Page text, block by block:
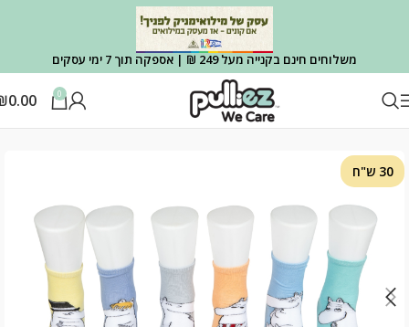
משלוחים חינם בקנייה מעל 249 ₪ | אספקה תוך 7 ימי עסקים
0
0.00
עמוד הבית OUTLET OUTLET גרביים
30 ש"ח